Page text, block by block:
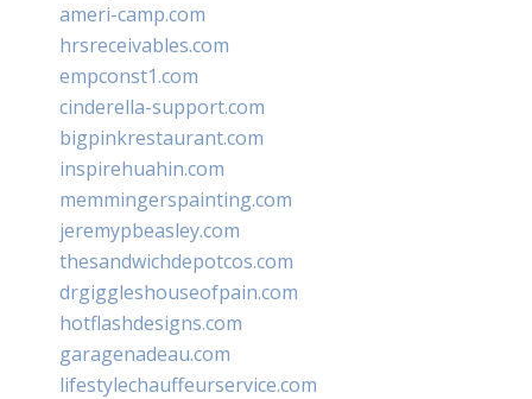
ameri-camp.com
hrsreceivables.com
empconst1.com
cinderella-support.com
bigpinkrestaurant.com
inspirehuahin.com
memmingerspainting.com
jeremypbeasley.com
thesandwichdepotcos.com
drgiggleshouseofpain.com
hotflashdesigns.com
garagenadeau.com
lifestylechauffeurservice.com